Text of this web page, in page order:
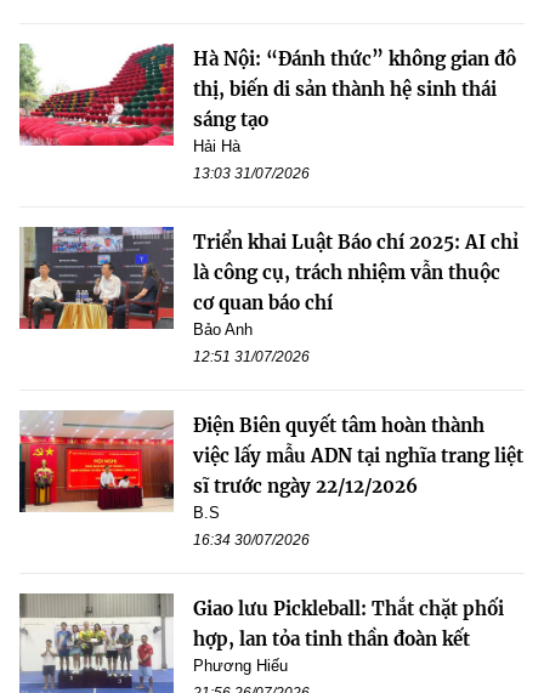
Hà Nội: “Đánh thức” không gian đô
thị, biến di sản thành hệ sinh thái
sáng tạo
Hải Hà
13:03 31/07/2026
Triển khai Luật Báo chí 2025: AI chỉ
là công cụ, trách nhiệm vẫn thuộc
cơ quan báo chí
Bảo Anh
12:51 31/07/2026
Điện Biên quyết tâm hoàn thành
việc lấy mẫu ADN tại nghĩa trang liệt
sĩ trước ngày 22/12/2026
B.S
16:34 30/07/2026
Giao lưu Pickleball: Thắt chặt phối
hợp, lan tỏa tinh thần đoàn kết
Phương Hiếu